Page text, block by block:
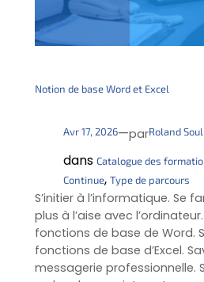
Notion de base Word et Excel
Avr 17, 2026—parRoland
dans Catalogue des
Continue, Type de parcours
S’initier à l’informatique. Se
plus à l’aise avec
fonctions de base de Word.
fonctions de base d’Excel.
messagerie professionnelle.